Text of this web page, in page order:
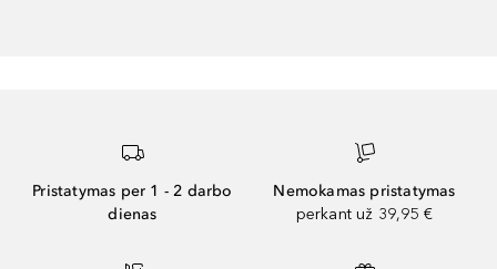
Pristatymas per 1 - 2 darbo
dienas
Nemokamas pristatymas
perkant už 39,95 €